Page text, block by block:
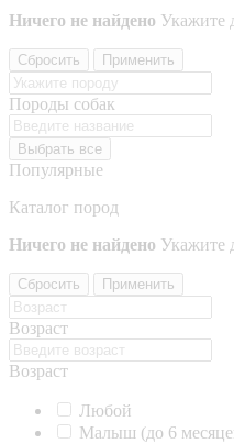
Ничего не найдено Укажите
Сбросить Применить
Породы собак
Выбрать все
Популярные
Каталог пород
Ничего не найдено Укажите
Сбросить Применить
Возраст
Возраст
Любой
Малыш (до 6